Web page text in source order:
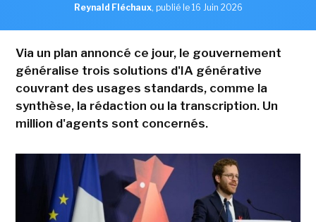
Reynald Fléchaux, publié le 16 Juin 2026
Via un plan annoncé ce jour, le gouvernement
généralise trois solutions d'IA générative
couvrant des usages standards, comme la
synthèse, la rédaction ou la transcription. Un
million d'agents sont concernés.